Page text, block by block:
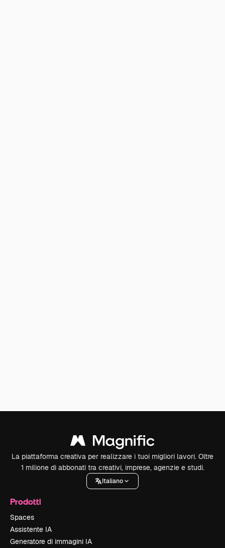
La piattaforma creativa per realizzare i tuoi migliori lavori. Oltre
1 milione di abbonati tra creativi, imprese, agenzie e studi.
Italiano
Prodotti
Spaces
Assistente IA
Generatore di immagini IA